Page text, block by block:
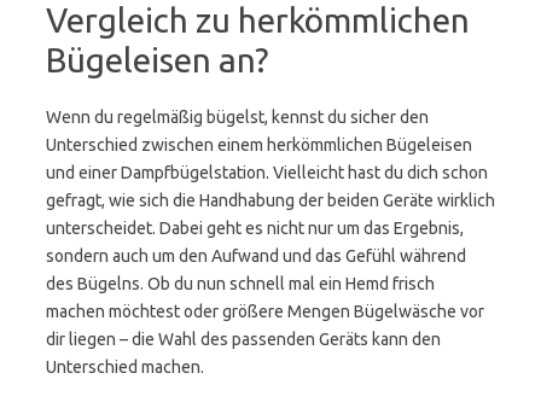
Vergleich zu herkömmlichen
Bügeleisen an?
Wenn du regelmäßig bügelst, kennst du sicher den
Unterschied zwischen einem herkömmlichen Bügeleisen
und einer Dampfbügelstation. Vielleicht hast du dich schon
gefragt, wie sich die Handhabung der beiden Geräte wirklich
unterscheidet. Dabei geht es nicht nur um das Ergebnis,
sondern auch um den Aufwand und das Gefühl während
des Bügelns. Ob du nun schnell mal ein Hemd frisch
machen möchtest oder größere Mengen Bügelwäsche vor
dir liegen – die Wahl des passenden Geräts kann den
Unterschied machen.